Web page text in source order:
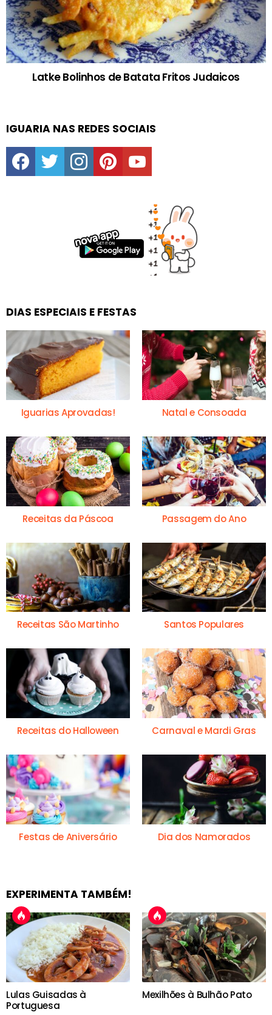
Latke Bolinhos de Batata Fritos Judaicos
IGUARIA NAS REDES SOCIAIS
facebooktwitter instagrampinterestyoutube
DIAS ESPECIAIS E FESTAS
Iguarias Aprovadas! Natal e Consoada
Receitas da Páscoa Passagem do Ano
Receitas São Martinho Santos Populares
Receitas do Halloween Carnaval e Mardi Gras
Festas de Aniversário Dia dos Namorados
EXPERIMENTA TAMBÉM!
Lulas Guisadas à
Portuguesa
Mexilhões à Bulhão Pato